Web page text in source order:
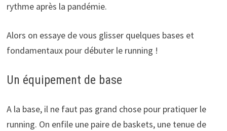
rythme après la pandémie.
Alors on essaye de vous glisser quelques bases et
fondamentaux pour débuter le running !
Un équipement de base
A la base, il ne faut pas grand chose pour pratiquer le
running. On enfile une paire de baskets, une tenue de